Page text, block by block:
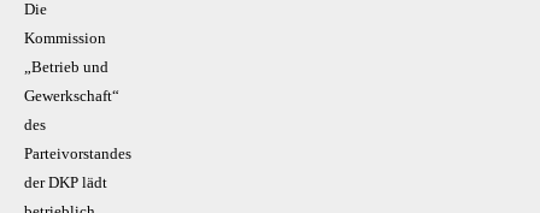
Die
Kommission
„Betrieb und
Gewerkschaft“
des
Parteivorstandes
der DKP lädt